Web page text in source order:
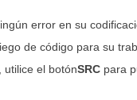
error en su
de código para su
utilice el botónSRC para